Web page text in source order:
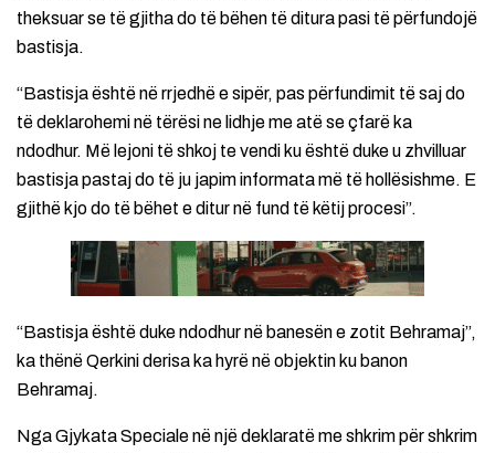
theksuar se të gjitha do të bëhen të ditura pasi të përfundojë
bastisja.
“Bastisja është në rrjedhë e sipër, pas përfundimit të saj do
të deklarohemi në tërësi ne lidhje me atë se çfarë ka
ndodhur. Më lejoni të shkoj te vendi ku është duke u zhvilluar
bastisja pastaj do të ju japim informata më të hollësishme. E
gjithë kjo do të bëhet e ditur në fund të këtij procesi”.
“Bastisja është duke ndodhur në banesën e zotit Behramaj”,
ka thënë Qerkini derisa ka hyrë në objektin ku banon
Behramaj.
Nga Gjykata Speciale në një deklaratë me shkrim për shkrim